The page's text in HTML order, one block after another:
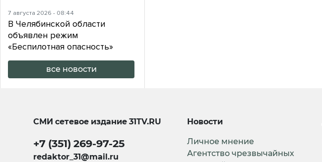
7 августа 2026 - 08:44
В Челябинской области
объявлен режим
«Беспилотная опасность»
все новости
СМИ сетевое издание31TV.RU
+7 (351) 269-97-25
redaktor_31@mail.ru
Новости
Личное мнение
Агентство чрезвычайных